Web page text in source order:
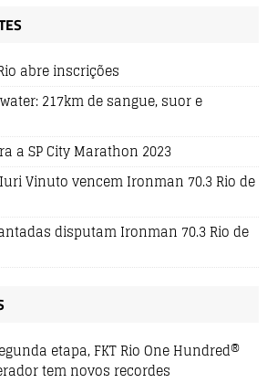
abre inscrições
217km de sangue, suor e
a SP City Marathon 2023
Vinuto vencem Ironman 70.3 Rio de
disputam Ironman 70.3 Rio de
etapa, FKT Rio One Hundred®
tem novos recordes